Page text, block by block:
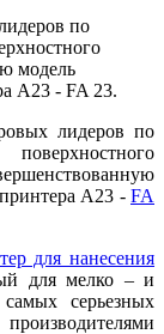
по
модель
А23 - FA 23.
лидеров по
поверхностного
А23 - FA
для нанесения
для мелко – и
серьезных